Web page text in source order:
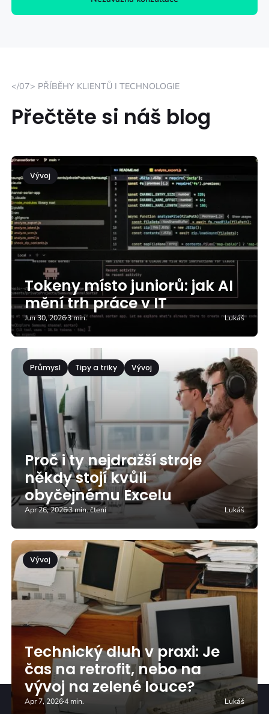
</07> PŘÍBĚHY KLIENTŮ I TECHNOLOGIE
Přečtěte si náš blog
Vývoj
Tokeny místo juniorů: jak AI
mění trh práce v IT
Jun 30, 20263 min. Lukáš
Průmysl Tipy a triky Vývoj
Proč i ty nejdražší stroje
někdy stojí kvůli
obyčejnému Excelu
Apr 26, 20263 min. čtení Lukáš
Vývoj
Technický dluh v praxi: Je
čas na retrofit, nebo na
vývoj na zelené louce?
Apr 7, 20264 min. Lukáš